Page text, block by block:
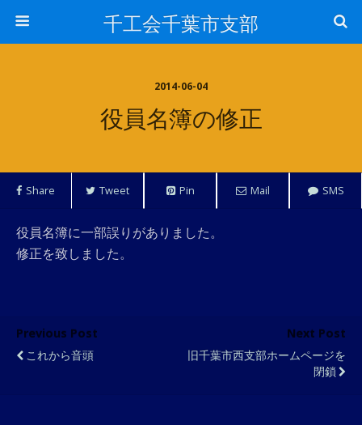
千工会千葉市支部
2014-06-04
役員名簿の修正
Share Tweet Pin Mail SMS
役員名簿に一部誤りがありました。
修正を致しました。
Previous Post
これから音頭
Next Post
旧千葉市西支部ホームページを
閉鎖